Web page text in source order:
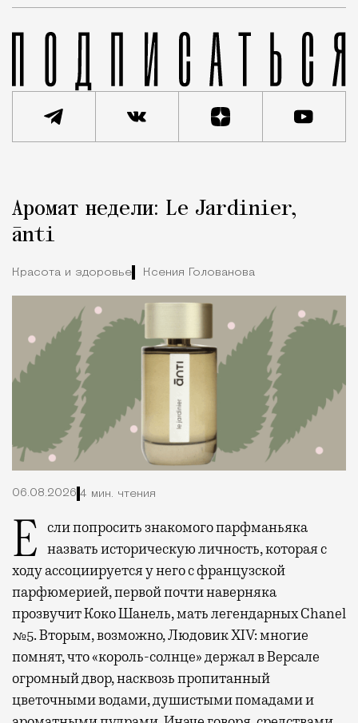
Город
Аромат недели: Le Jardinier,
ānti
Красота и здоровье Ксения Голованова
06.08.2026 4 мин. чтения
Если попросить знакомого парфманьяка назвать историческую личность, которая с
ходу ассоциируется у него с французской
парфюмерией, первой почти наверняка
прозвучит Коко Шанель, мать легендарных Chanel
№5. Вторым, возможно, Людовик XIV: многие
помнят, что «король-солнце» держал в Версале
огромный двор, насквозь пропитанный
цветочными водами, душистыми помадами и